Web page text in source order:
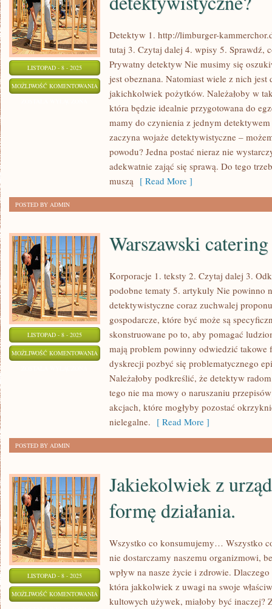
LISTOPAD - 8 - 2025
MOŻLIWOŚĆ KOMENTOWANIA
Detektyw 1. http://limburger-
tutaj 3. Czytaj dalej 4. wpisy 5. Sprawdź,
Prywatny detektyw Nie musimy się
jest obeznana. Natomiast wiele z nich
jakichkolwiek pożytków. Należałoby w
która będzie idealnie przygotowana do
mamy do czynienia z jednym
zaczyna wojaże detektywistyczne –
powodu? Jedna postać nieraz nie
adekwatnie zająć się sprawą. Do tego
muszą [ Read More ]
POSTED BY ADMIN
LISTOPAD - 8 - 2025
MOŻLIWOŚĆ KOMENTOWANIA WARSZAWSKI
CATERING
Warszawski catering
Korporacje 1. teksty 2. Czytaj dalej 3.
podobne tematy 5. artykuly Nie powinno
detektywistyczne coraz zuchwalej
gospodarcze, które być może są
skonstruowane po to, aby pomagać
mają problem powinny odwiedzić
dyskrecji pozbyć się problematycznego
Należałoby podkreślić, że detektyw
tego nie ma mowy o naruszaniu
akcjach, które mogłyby pozostać
nielegalne. [ Read More ]
POSTED BY ADMIN
LISTOPAD - 8 - 2025
MOŻLIWOŚĆ KOMENTOWANIA JAKIEKOLWIEK
Jakiekolwiek z
formę działania.
Wszystko co konsumujemy… Wszystko
nie dostarczamy naszemu organizmowi,
wpływ na nasze życie i zdrowie.
która jakkolwiek z uwagi na swoje
kultowych używek, miałoby być inaczej?